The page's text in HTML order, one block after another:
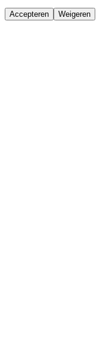
Accepteren Weigeren